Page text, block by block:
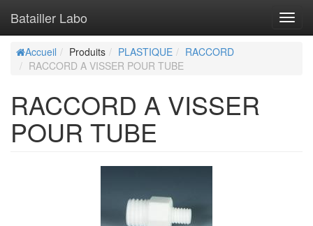
Batailler Labo
Accueil Produits PLASTIQUE
RACCORD
RACCORD A VISSER POUR TUBE
RACCORD A VISSER
POUR TUBE